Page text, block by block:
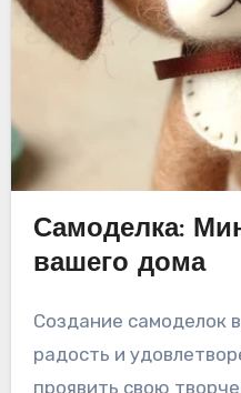
Самоделка:
вашего дома
Создание самоделок всегда приносит
радость и
проявить свою